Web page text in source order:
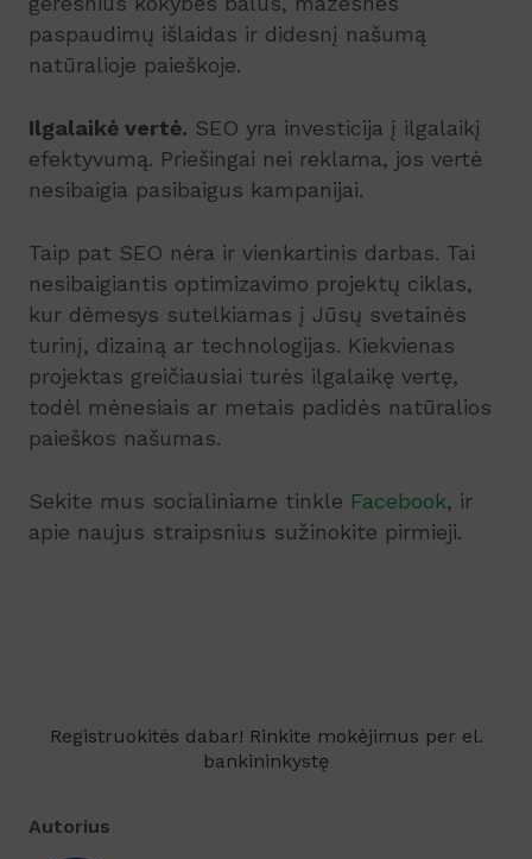
paspaudimų išlaidas ir didesnį našumą
natūralioje paieškoje.
Ilgalaikė vertė. SEO yra investicija į ilgalaikį
efektyvumą. Priešingai nei reklama, jos vertė
nesibaigia pasibaigus kampanijai.
Taip pat SEO nėra ir vienkartinis darbas. Tai
nesibaigiantis optimizavimo projektų ciklas,
kur dėmesys sutelkiamas į Jūsų svetainės
turinį, dizainą ar technologijas. Kiekvienas
projektas greičiausiai turės ilgalaikę vertę,
todėl mėnesiais ar metais padidės natūralios
paieškos našumas.
Sekite mus socialiniame tinkle Facebook, ir
apie naujus straipsnius sužinokite pirmieji.
Registruokitės dabar! Rinkite mokėjimus per el.
bankininkystę
Autorius